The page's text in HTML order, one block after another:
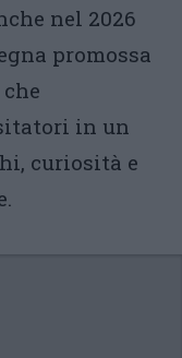
nel 2026
promossa
in un
curiosità e